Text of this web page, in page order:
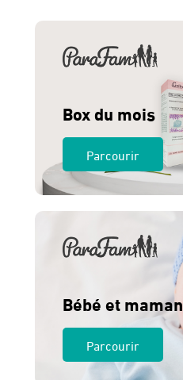
Box du mois
Parcourir
Bébé et maman
Parcourir